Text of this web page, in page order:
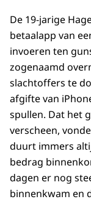
De 19-jarige
betaalapp van
invoeren ten
zogenaamd
slachtoffers te
afgifte van
spullen. Dat het
verscheen,
duurt immers
bedrag
dagen er nog
binnenkwam en